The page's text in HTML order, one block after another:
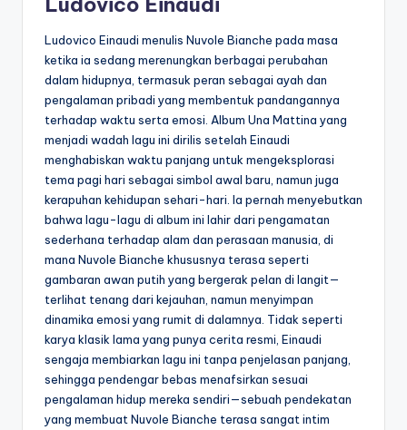
Ludovico Einaudi menulis Nuvole Bianche pada masa
ketika ia sedang merenungkan berbagai perubahan
dalam hidupnya, termasuk peran sebagai ayah dan
pengalaman pribadi yang membentuk pandangannya
terhadap waktu serta emosi. Album Una Mattina yang
menjadi wadah lagu ini dirilis setelah Einaudi
menghabiskan waktu panjang untuk mengeksplorasi
tema pagi hari sebagai simbol awal baru, namun juga
kerapuhan kehidupan sehari-hari. Ia pernah menyebutkan
bahwa lagu-lagu di album ini lahir dari pengamatan
sederhana terhadap alam dan perasaan manusia, di
mana Nuvole Bianche khususnya terasa seperti
gambaran awan putih yang bergerak pelan di langit—
terlihat tenang dari kejauhan, namun menyimpan
dinamika emosi yang rumit di dalamnya. Tidak seperti
karya klasik lama yang punya cerita resmi, Einaudi
sengaja membiarkan lagu ini tanpa penjelasan panjang,
sehingga pendengar bebas menafsirkan sesuai
pengalaman hidup mereka sendiri—sebuah pendekatan
yang membuat Nuvole Bianche terasa sangat intim